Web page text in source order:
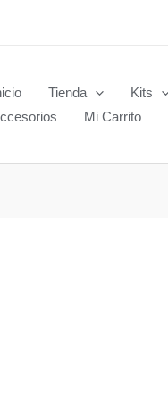
Tienda Kits
Mi Carrito